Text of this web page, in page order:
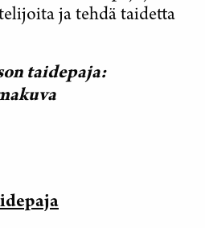
ja tehdä taidetta
taidepaja: